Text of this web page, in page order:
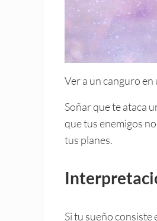
Ver a un canguro
Soñar que te ataca
que tus enemigos
tus planes.
Si tu sueño consiste